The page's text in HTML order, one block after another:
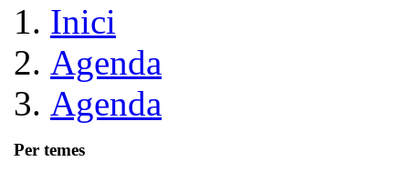
Inici
Agenda
Agenda
Per temes